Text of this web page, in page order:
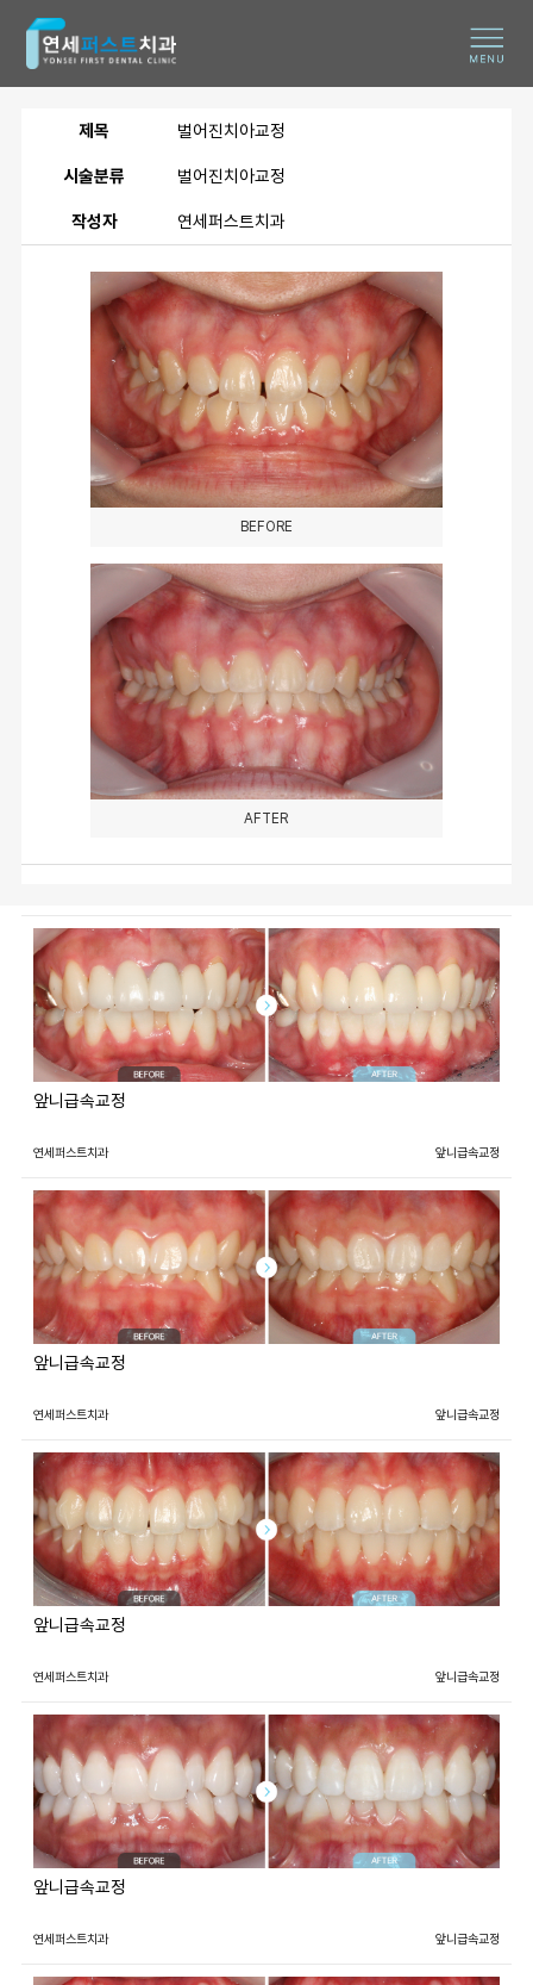
제목 벌어진치아교정
시술분류 벌어진치아교정
작성자 연세퍼스트치과
BEFORE
AFTER
앞니급속교정
연세퍼스트치과 앞니급속교정
앞니급속교정
연세퍼스트치과 앞니급속교정
앞니급속교정
연세퍼스트치과 앞니급속교정
앞니급속교정
연세퍼스트치과 앞니급속교정